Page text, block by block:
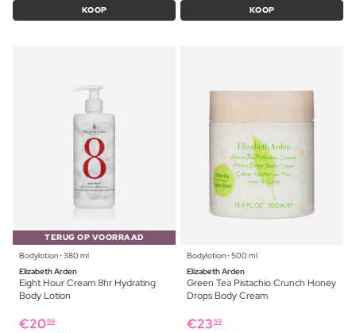
KOOP KOOP
TERUG OP VOORRAAD
Bodylotion ⋅ 380 ml
Elizabeth Arden
Eight Hour Cream 8hr Hydrating
Body Lotion
€2099
Bodylotion ⋅ 500 ml
Elizabeth Arden
Green Tea Pistachio Crunch Honey
Drops Body Cream
€23 59